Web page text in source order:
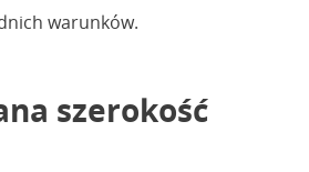
warunków.
szerokość